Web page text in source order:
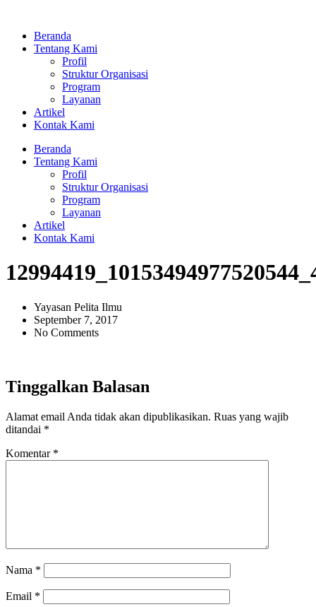
kontenBeranda
Tentang Kami
Profil
Struktur Organisasi
Program
Layanan
Artikel
Kontak Kami
Beranda
Tentang Kami
Profil
Struktur Organisasi
Program
Layanan
Artikel
Kontak Kami
Yayasan Pelita Ilmu
September 7, 2017
No Comments
Tinggalkan Balasan
Alamat email Anda tidak akan dipublikasikan. Ruas yang wajib
ditandai *
Komentar *
Nama *
Email *